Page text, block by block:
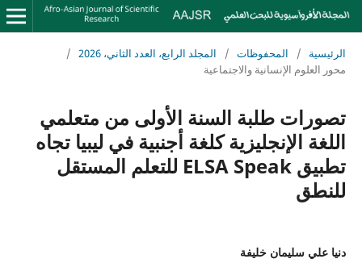
الرئيسية / المحفوظات / المجلد الرابع، العدد الثاني، 2026
/
محور العلوم الإنسانية والاجتماعية
تصورات طلبة السنة الأولى من متعلمي
اللغة الإنجليزية كلغة أجنبية في ليبيا تجاه
تطبيق ELSA Speak للتعلم المستقل
للنطق
دنيا علي سليمان خليفة